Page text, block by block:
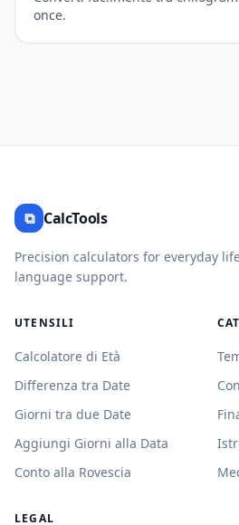
once.
⧉ CalcTools
Precision calculators for everyday
language support.
UTENSILI
Calcolatore di Età
Differenza tra Date
Giorni tra due Date
Aggiungi Giorni alla Data
Conto alla Rovescia
LEGAL